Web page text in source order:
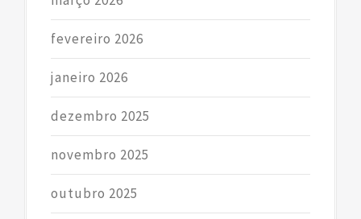
fevereiro 2026
janeiro 2026
dezembro 2025
novembro 2025
outubro 2025